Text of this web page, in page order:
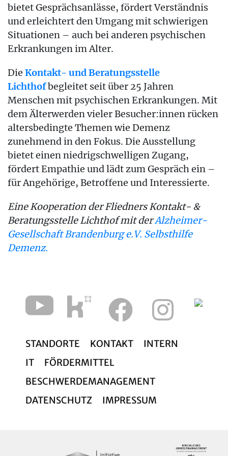
bietet Gesprächsanlässe, fördert Verständnis
und erleichtert den Umgang mit schwierigen
Situationen – auch bei anderen psychischen
Erkrankungen im Alter.
Die Kontakt- und Beratungsstelle
Lichthofbegleitet seit über 25 Jahren
Menschen mit psychischen Erkrankungen. Mit
dem Älterwerden vieler Besucher:innen rücken
altersbedingte Themen wie Demenz
zunehmend in den Fokus. Die Ausstellung
bietet einen niedrigschwelligen Zugang,
fördert Empathie und lädt zum Gespräch ein –
für Angehörige, Betroffene und Interessierte.
Eine Kooperation der Fliedners Kontakt- &
Beratungsstelle Lichthof mit derAlzheimer-
Gesellschaft Brandenburg e.V. Selbsthilfe
Demenz.
STANDORTE KONTAKT
INTERN
IT
FÖRDERMITTEL
BESCHWERDEMANAGEMENT
DATENSCHUTZ
IMPRESSUM